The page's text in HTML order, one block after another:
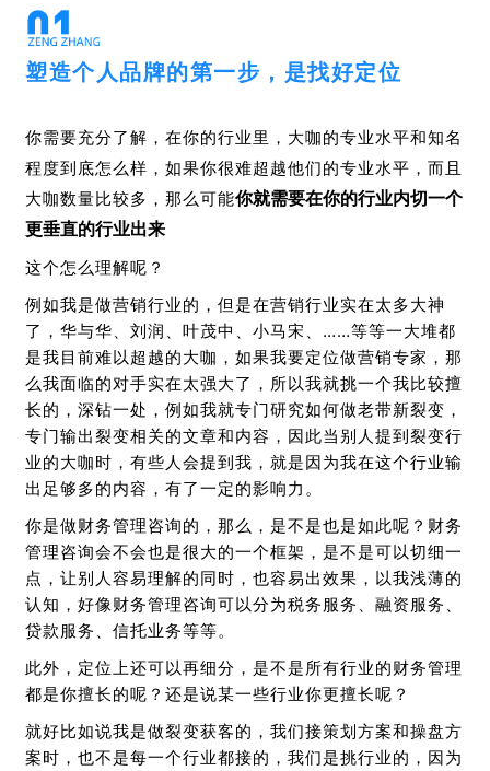
塑造个人品牌的第一步，是找好定位
你需要充分了解，在你的行业里，大咖的专业水平和知名
程度到底怎么样，如果你很难超越他们的专业水平，而且
大咖数量比较多，那么可能你就需要在你的行业内切一个
更垂直的行业出来
这个怎么理解呢？
例如我是做营销行业的，但是在营销行业实在太多大神
了，华与华、刘润、叶茂中、小马宋、……等等一大堆都
是我目前难以超越的大咖，如果我要定位做营销专家，那
么我面临的对手实在太强大了，所以我就挑一个我比较擅
长的，深钻一处，例如我就专门研究如何做老带新裂变，
专门输出裂变相关的文章和内容，因此当别人提到裂变行
业的大咖时，有些人会提到我，就是因为我在这个行业输
出足够多的内容，有了一定的影响力。
你是做财务管理咨询的，那么，是不是也是如此呢？财务
管理咨询会不会也是很大的一个框架，是不是可以切细一
点，让别人容易理解的同时，也容易出效果，以我浅薄的
认知，好像财务管理咨询可以分为税务服务、融资服务、
贷款服务、信托业务等等。
此外，定位上还可以再细分，是不是所有行业的财务管理
都是你擅长的呢？还是说某一些行业你更擅长呢？
就好比如说我是做裂变获客的，我们接策划方案和操盘方
案时，也不是每一个行业都接的，我们是挑行业的，因为